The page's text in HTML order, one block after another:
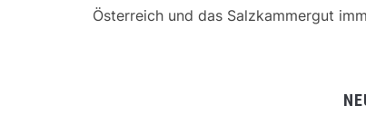
Österreich und das Salzkammergut